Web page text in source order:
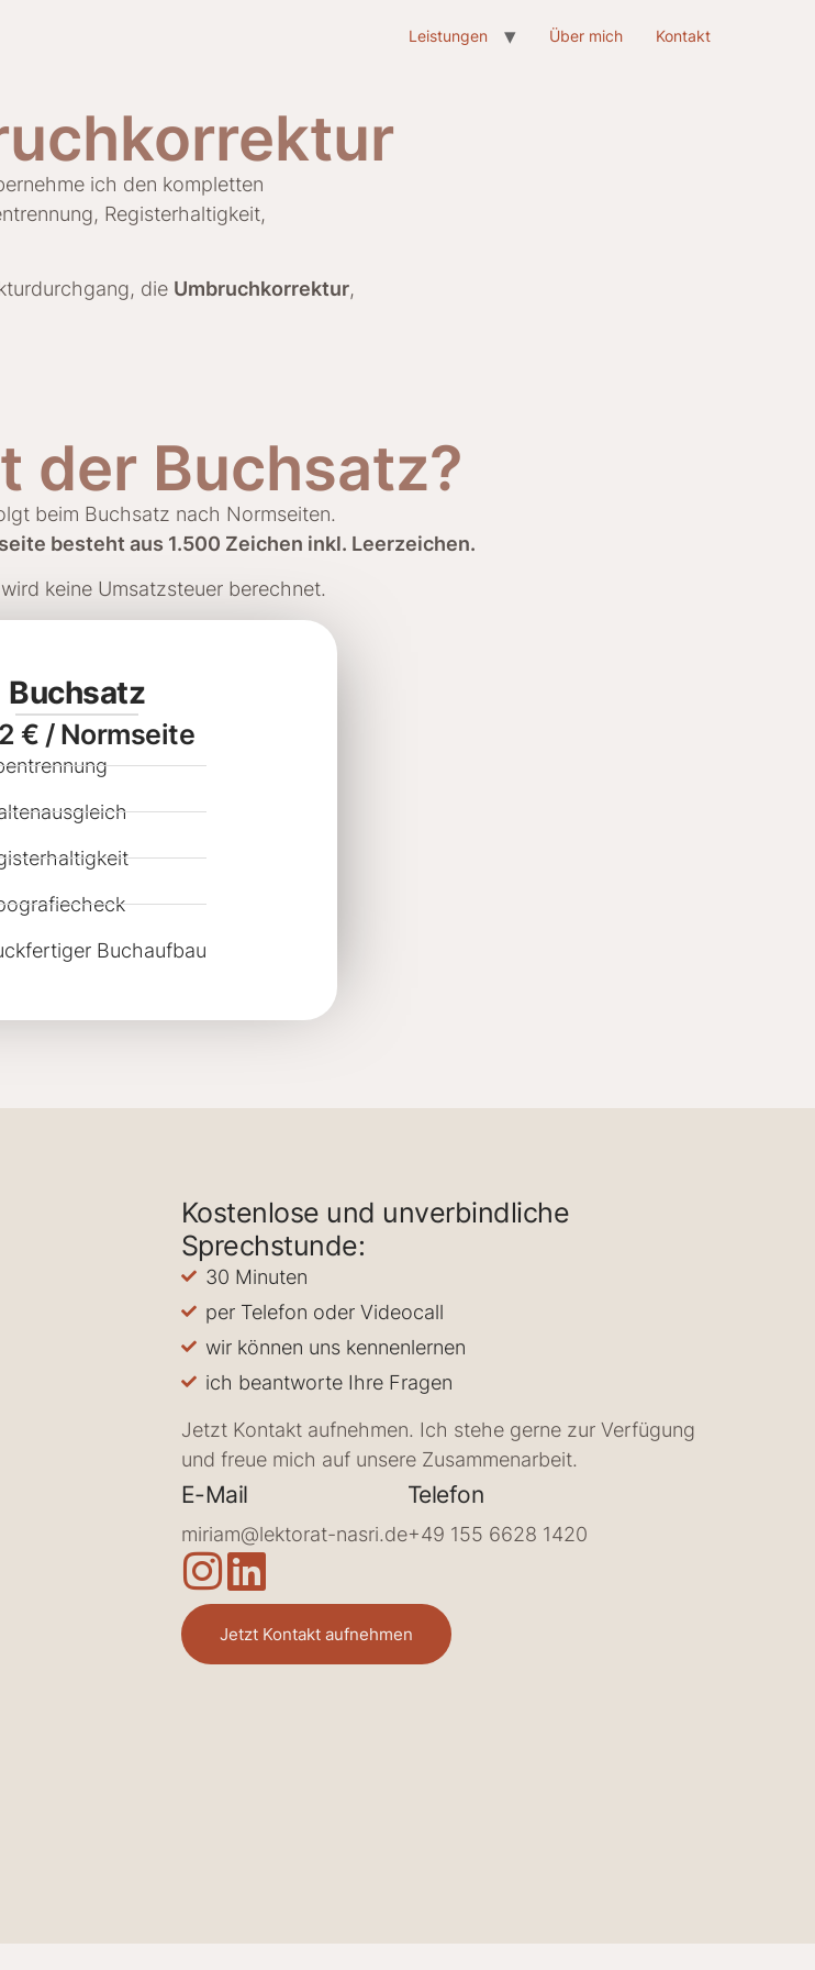
Leistungen Über mich Kontakt
ich den kompletten
Registerhaltigkeit,
die Umbruchkorrektur,
der Buchsatz?
beim Buchsatz nach Normseiten.
besteht aus 1.500 Zeichen inkl. Leerzeichen.
keine Umsatzsteuer berechnet.
Buchsatz
€ / Normseite
Buchaufbau
Kostenlose und unverbindliche
Sprechstunde:
30 Minuten
per Telefon oder Videocall
wir können uns kennenlernen
ich beantworte Ihre Fragen
Jetzt Kontakt aufnehmen. Ich stehe gerne zur Verfügung
und freue mich auf unsere Zusammenarbeit.
E-Mail
miriam@lektorat-nasri.de
Telefon
+49 155 6628 1420
Jetzt Kontakt aufnehmen